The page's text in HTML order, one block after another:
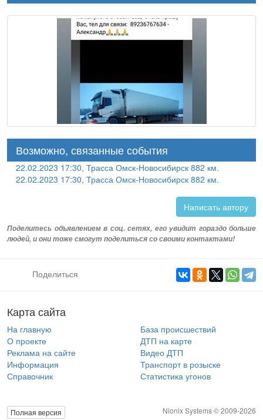
Возможно, связанные события
22.02.2023 17:30, Трасса Омск-Новосибирск 882 км.
22.02.2023 17:30, Трасса Омск-Новосибирск 882 км.
Написать автору
Поделитесь объявлением в соц. сетях, его увидит гораздо больше
людей, и они тоже смогут поделиться со своими контактами!
Поделиться
Карта сайта
На главную
О проекте
Реклама на сайте
Информация
Справочник
База происшествий
ДТП на карте
Видео ДТП
Транспорт в розыске
Статистика угонов
Полная версия Nionix Systems © 2009-2026